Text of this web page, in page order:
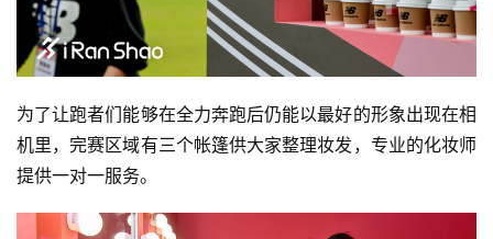
练
视
用
户
精
为了让跑者们能够在全力奔跑后仍能以最好的形象出现在相
机里，完赛区域有三个帐篷供大家整理妆发，专业的化妆师
提供一对一服务。